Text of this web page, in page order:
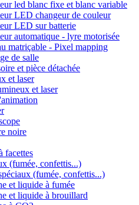
led blanc fixe et blanc variable
LED changeur de couleur
LED sur batterie
automatique - lyre motorisée
matriçable - Pixel mapping
de salle
et pièce détachée
et laser
et laser
noire
facettes
(fumée, confettis...)
(fumée, confettis...)
et liquide à fumée
et liquide à brouillard